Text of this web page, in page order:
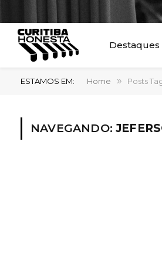
Destaques
ESTAMOS EM: Home » Posts
NAVEGANDO: